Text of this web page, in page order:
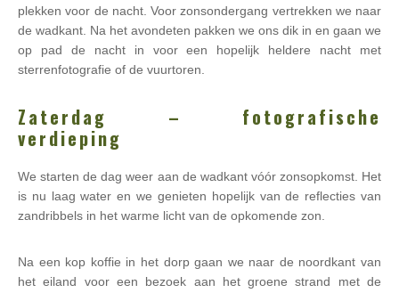
plekken voor de nacht. Voor zonsondergang vertrekken we naar
de wadkant. Na het avondeten pakken we ons dik in en gaan we
op pad de nacht in voor een hopelijk heldere nacht met
sterrenfotografie of de vuurtoren.
Zaterdag – fotografische
verdieping
We starten de dag weer aan de wadkant vóór zonsopkomst. Het
is nu laag water en we genieten hopelijk van de reflecties van
zandribbels in het warme licht van de opkomende zon.
Na een kop koffie in het dorp gaan we naar de noordkant van
het eiland voor een bezoek aan het groene strand met de